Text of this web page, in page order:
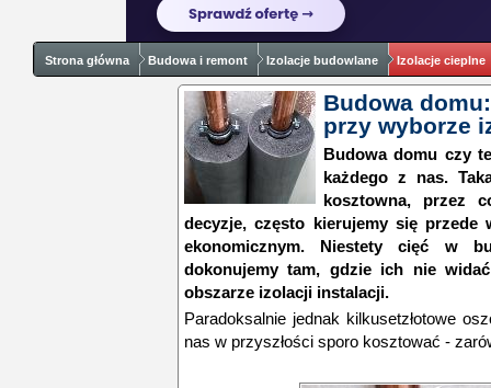
Strona główna Budowa i remont Izolacje budowlane Izolacje cieplne
Budowa
przy wyborze
Budowa domu czy
każdego z nas.
kosztowna, przez
decyzje, często kierujemy się przede
ekonomicznym. Niestety cięć w
dokonujemy tam, gdzie ich nie
obszarze izolacji instalacji.
Paradoksalnie jednak kilkusetzłotowe
nas w przyszłości sporo kosztować -